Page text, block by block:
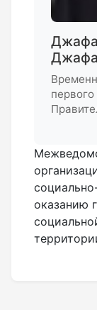
оказанию